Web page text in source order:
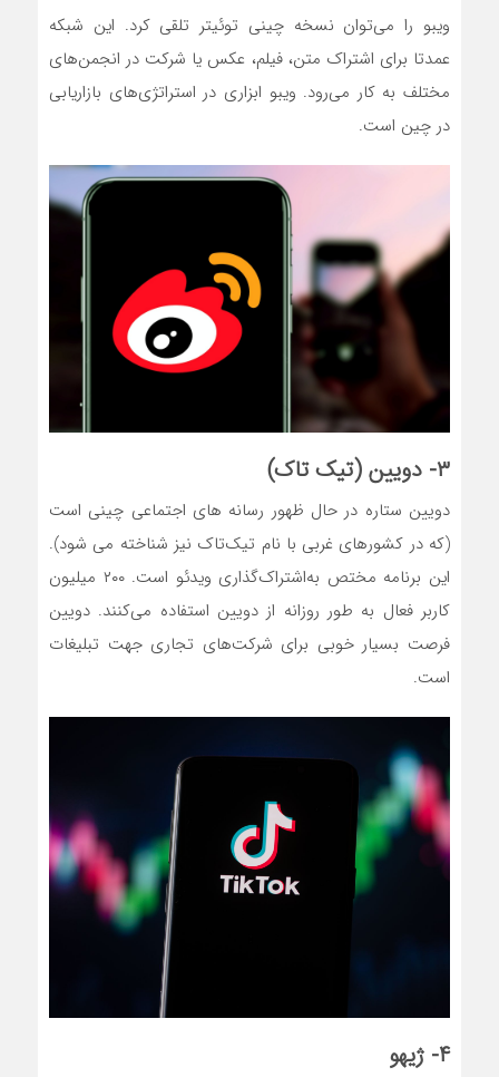
ویبو را می‌توان نسخه چینی توئیتر تلقی کرد. این شبکه
عمدتا برای اشتراک متن، فیلم، عکس یا شرکت در انجمن‌های
مختلف به کار می‌رود. ویبو ابزاری در استراتژی‌های بازاریابی
در چین است.
۳- دویین (تیک تاک)
دویین ستاره در حال ظهور رسانه های اجتماعی چینی است
(که در کشورهای غربی با نام تیک‌تاک نیز شناخته می شود).
این برنامه مختص به‌اشتراک‌گذاری ویدئو است. ۲۰۰ میلیون
کاربر فعال به طور روزانه از دویین استفاده می‌کنند. دویین
فرصت بسیار خوبی برای شرکت‌های تجاری جهت تبلیغات
است.
۴- ژیهو